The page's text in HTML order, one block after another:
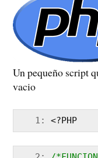
Un pequeño script
vacio
   1:
<?PHP